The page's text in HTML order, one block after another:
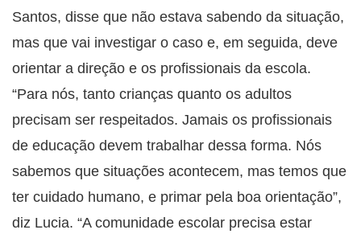
Santos, disse que não estava sabendo da situação,
mas que vai investigar o caso e, em seguida, deve
orientar a direção e os profissionais da escola.
“Para nós, tanto crianças quanto os adultos
precisam ser respeitados. Jamais os profissionais
de educação devem trabalhar dessa forma. Nós
sabemos que situações acontecem, mas temos que
ter cuidado humano, e primar pela boa orientação”,
diz Lucia. “A comunidade escolar precisa estar